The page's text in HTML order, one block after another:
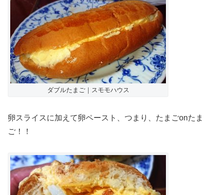
ダブルたまご｜スモモハウス
卵スライスに加えて卵ペースト、つまり、たまごonたま
ご！！